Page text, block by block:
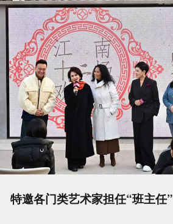
特邀各门类艺术家担任“班主任”